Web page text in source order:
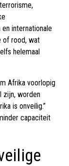
internationale
of rood, wat
helemaal
Afrika voorlopig
zijn, worden
is onveilig.”
capaciteit